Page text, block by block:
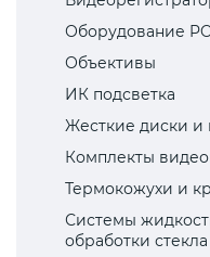
Оборудование
Объективы
ИК подсветка
Жесткие диски и
Комплекты
Термокожухи и
Системы
обработки стекла